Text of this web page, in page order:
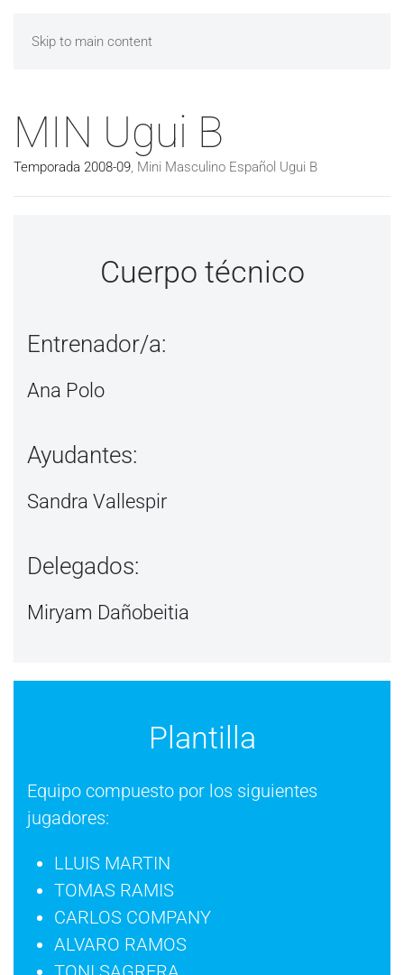
Skip to main content
MIN Ugui B
Temporada 2008-09, Mini Masculino Español Ugui B
Cuerpo técnico
Entrenador/a:
Ana Polo
Ayudantes:
Sandra Vallespir
Delegados:
Miryam Dañobeitia
Plantilla
Equipo compuesto por los siguientes
jugadores:
LLUIS MARTIN
TOMAS RAMIS
CARLOS COMPANY
ALVARO RAMOS